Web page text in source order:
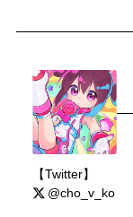
【Twitter】
@cho_v_ko